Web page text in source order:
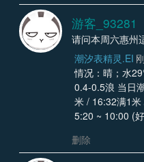
游客_93281
请问本周六惠州
潮汐表精灵.EI
情况：晴；水
0.4-0.5浪 当日
米 / 16:32满1
5:20 ~ 10:00 (
删除